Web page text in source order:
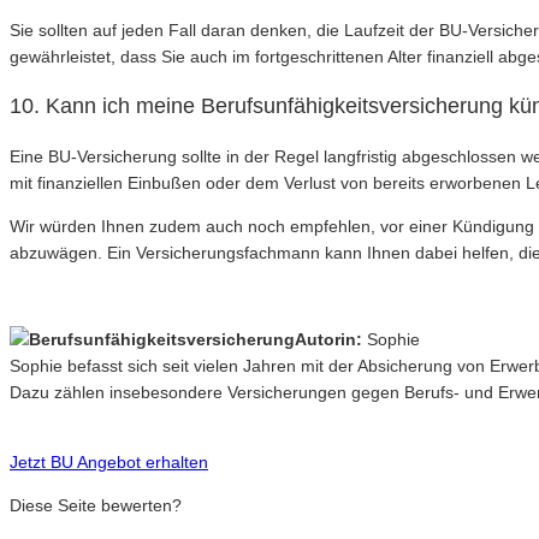
Sie sollten auf jeden Fall daran denken, die Laufzeit der BU-
gewährleistet, dass Sie auch im fortgeschrittenen Alter finanziell
10. Kann ich meine Berufsunfähigkeitsversicherung
Eine BU-Versicherung sollte in der Regel langfristig abgeschlossen
mit finanziellen Einbußen oder dem Verlust von bereits erworbenen
Wir würden Ihnen zudem auch noch empfehlen, vor einer
abzuwägen. Ein Versicherungsfachmann kann Ihnen dabei helfen,
Autorin: Sophie
Sophie befasst sich seit vielen Jahren mit der Absicherung von
Dazu zählen insebesondere Versicherungen gegen Berufs- und
Jetzt BU Angebot erhalten
Diese Seite bewerten?